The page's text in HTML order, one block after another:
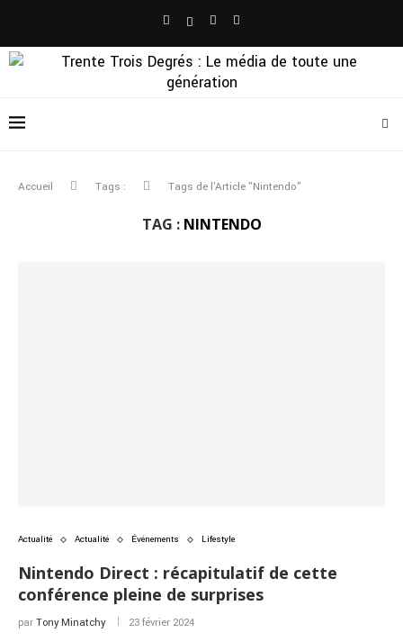
Accueil Tags : Tags de l'Article "Nintendo"
TAG : NINTENDO
Actualité Actualité Événements Lifestyle
Nintendo Direct : récapitulatif de cette
conférence pleine de surprises
par Tony Minatchy 23 février 2024